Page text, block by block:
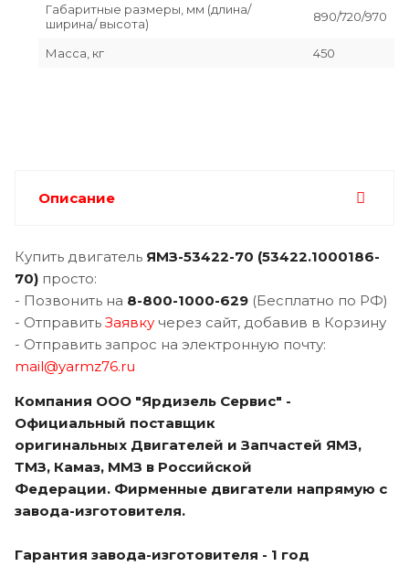
Габаритные размеры, мм (длина/
ширина/ высота)
890/720/970
Масса, кг 450
Описание
Купить двигатель ЯМЗ-53422-70 (53422.1000186-
70) просто:
- Позвонить на 8-800-1000-629 (Бесплатно по РФ)
- Отправить Заявку через сайт, добавив в Корзину
- Отправить запрос на электронную почту:
mail@yarmz76.ru
Компания ООО "Ярдизель Сервис" -
Официальный поставщик
оригинальных Двигателей и Запчастей ЯМЗ,
ТМЗ, Камаз, ММЗ в Российской
Федерации. Фирменные двигатели напрямую с
завода-изготовителя.
Гарантия завода-изготовителя - 1 год